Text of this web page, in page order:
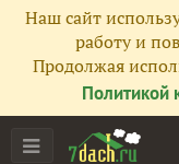
Наш сайт
работу и
Продолжая
Политикой